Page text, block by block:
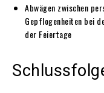
Abwägen zwischen
Gepflogenheiten bei
der Feiertage